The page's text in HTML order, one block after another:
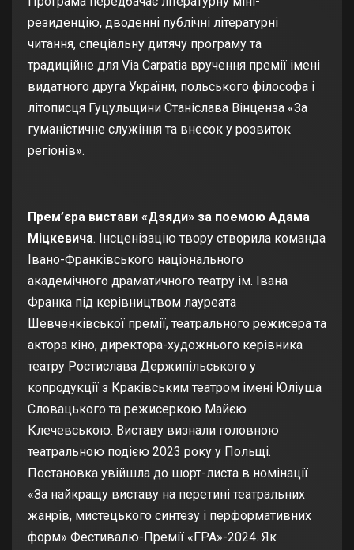
резиденцію, дводенні публічні літературні
читання, спеціальну дитячу програму та
традиційне для Via Carpatia вручення премії імені
видатного друга України, польського філософа і
літописця Гуцульщини Станіслава Вінценза «За
гуманістичне служіння та внесок у розвиток
регіонів».
Прем’єра вистави «Дзяди» за поемою Адама
Міцкевича. Інсценізацію твору створила команда
Івано-Франківського національного
академічного драматичного театру ім. Івана
Франка під керівництвом лауреата
Шевченківської премії, театрального режисера та
актора кіно, директора-художнього керівника
театру Ростислава Держипільського у
копродукції з Краківським театром імені Юліуша
Словацького та режисеркою Майєю
Клечевською. Виставу визнали головною
театральною подією 2023 року у Польщі.
Постановка увійшла до шорт-листа в номінації
«За найкращу виставу на перетині театральних
жанрів, мистецького синтезу і перформативних
форм» Фестивалю-Премії «ГРА»-2024. Як